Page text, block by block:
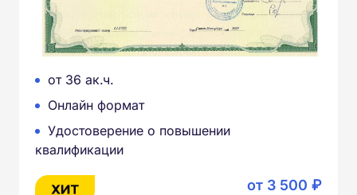
от 36 ак.ч.
Онлайн формат
Удостоверение о повышении
квалификации
от 3 500 ₽